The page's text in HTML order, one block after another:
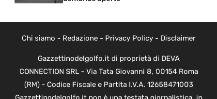
Chi siamo - Redazione- Privacy Policy- Disclaimer
Gazzettinodelgolfo.it di proprietà di DEVA
CONNECTION SRL - Via Tata Giovanni 8, 00154 Roma
(RM) - Codice Fiscale e Partita I.V.A. 12658471003